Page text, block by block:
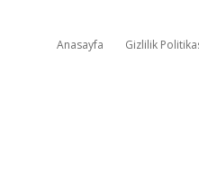
Anasayfa Gizlilik